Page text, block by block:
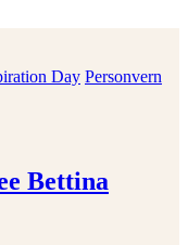
Day Personvern
Bettina